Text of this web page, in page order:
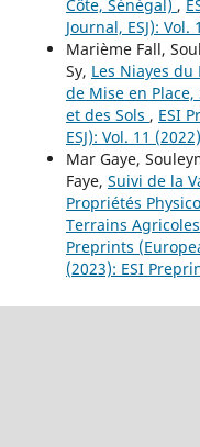
Côte, Sénégal) ,
Journal, ESJ):
Marième Fall,
Sy, Les Niayes
de Mise en
et des Sols , ESI
ESJ): Vol. 11
Mar Gaye,
Faye, Suivi de la
Propriétés
Terrains
Preprints
(2023): ESI